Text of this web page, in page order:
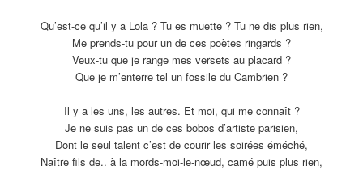
Qu’est-ce qu’il y a Lola ? Tu es muette ? Tu ne dis plus rien,
Me prends-tu pour un de ces poètes ringards ?
Veux-tu que je range mes versets au placard ?
Que je m’enterre tel un fossile du Cambrien ?
Il y a les uns, les autres. Et moi, qui me connaît ?
Je ne suis pas un de ces bobos d’artiste parisien,
Dont le seul talent c’est de courir les soirées éméché,
Naître fils de.. à la mords-moi-le-nœud, camé puis plus rien,